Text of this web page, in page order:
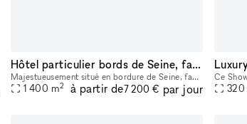
Hôtel particulier bords de Seine, face Tour Eiffel
Majestueusement situé en bordure de Seine, face Tour Eiffel, à proximité du Palais de Tokyo, l’Hôtel Mona Bismarck by Keys présente les atouts d’une adresse d’exception. Cette sublime demeure néo-cla
1 400 m2 à partir de7 200 € par jour 320